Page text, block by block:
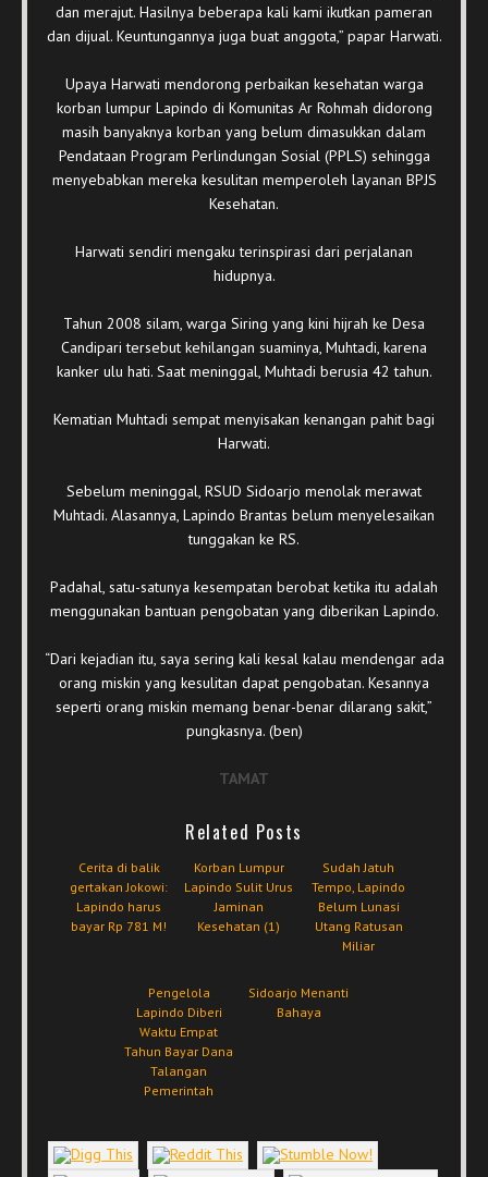
dan merajut. Hasilnya beberapa kali kami ikutkan pameran
dan dijual. Keuntungannya juga buat anggota,” papar Harwati.
Upaya Harwati mendorong perbaikan kesehatan warga
korban lumpur Lapindo di Komunitas Ar Rohmah didorong
masih banyaknya korban yang belum dimasukkan dalam
Pendataan Program Perlindungan Sosial (PPLS) sehingga
menyebabkan mereka kesulitan memperoleh layanan BPJS
Kesehatan.
Harwati sendiri mengaku terinspirasi dari perjalanan
hidupnya.
Tahun 2008 silam, warga Siring yang kini hijrah ke Desa
Candipari tersebut kehilangan suaminya, Muhtadi, karena
kanker ulu hati. Saat meninggal, Muhtadi berusia 42 tahun.
Kematian Muhtadi sempat menyisakan kenangan pahit bagi
Harwati.
Sebelum meninggal, RSUD Sidoarjo menolak merawat
Muhtadi. Alasannya, Lapindo Brantas belum menyelesaikan
tunggakan ke RS.
Padahal, satu-satunya kesempatan berobat ketika itu adalah
menggunakan bantuan pengobatan yang diberikan Lapindo.
“Dari kejadian itu, saya sering kali kesal kalau mendengar ada
orang miskin yang kesulitan dapat pengobatan. Kesannya
seperti orang miskin memang benar-benar dilarang sakit,”
pungkasnya. (ben)
TAMAT
Related Posts
Cerita di balik
gertakan Jokowi:
Lapindo harus
bayar Rp 781 M!
Korban Lumpur
Lapindo Sulit Urus
Jaminan
Kesehatan (1)
Sudah Jatuh
Tempo, Lapindo
Belum Lunasi
Utang Ratusan
Miliar
Pengelola
Lapindo Diberi
Waktu Empat
Tahun Bayar Dana
Talangan
Pemerintah
Sidoarjo Menanti
Bahaya